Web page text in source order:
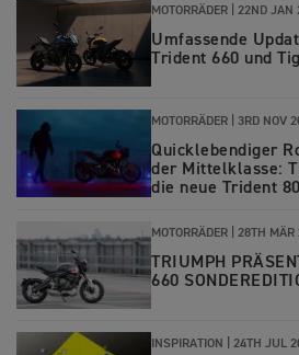
MOTORRÄDER | 22ND JAN
Umfassende
Trident 660 und
MOTORRÄDER | 3RD NOV
Quicklebendiger
der Mittelklasse:
die neue Trident
MOTORRÄDER | 28TH MÄR
TRIUMPH
660
INSPIRATION | 24TH JUL